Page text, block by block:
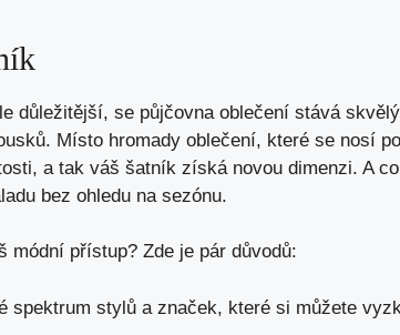
důležitější, se půjčovna oblečení stává
Místo hromady oblečení, které se nosí
a tak váš šatník získá novou dimenzi. A
bez ohledu na sezónu.
módní přístup? Zde je pár důvodů:
spektrum stylů a značek, které si můžete